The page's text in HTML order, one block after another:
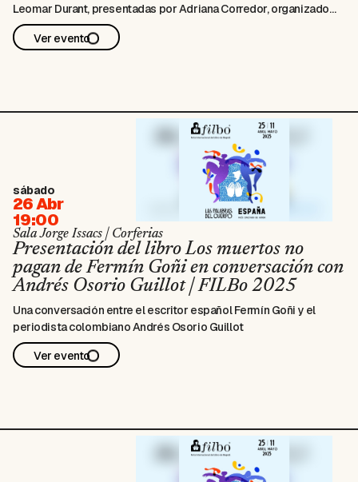
Leomar Durant, presentadas por Adriana Corredor, organizadora
del Slam Poético Festival Colombia. AUDITORIO
Ver evento
sábado
26 Abr
19:00
Sala Jorge Issacs | Corferias
Presentación del libro Los muertos no
pagan de Fermín Goñi en conversación con
Andrés Osorio Guillot | FILBo 2025
Una conversación entre el escritor español Fermín Goñi y el
periodista colombiano Andrés Osorio Guillot
Ver evento